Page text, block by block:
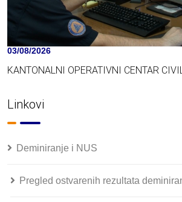
03/08/2026
KANTONALNI OPERATIVNI CENTAR
Linkovi
Deminiranje i NUS
Pregled ostvarenih rezultata